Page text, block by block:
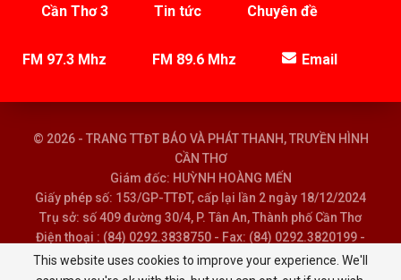
Cần Thơ 3 Tin tức Chuyên đề
FM 97.3 Mhz FM 89.6 Mhz Email
© 2026 - TRANG TTĐT BÁO VÀ PHÁT THANH, TRUYỀN HÌNH
CẦN THƠ
Giám đốc: HUỲNH HOÀNG MẾN
Giấy phép số: 153/GP-TTĐT, cấp lại lần 2 ngày 18/12/2024
Trụ sở: số 409 đường 30/4, P. Tân An, Thành phố Cần Thơ
Điện thoại : (84) 0292.3838750 - Fax: (84) 0292.3820199 -
Email : baoptth@cantho.gov.vn
This website uses cookies to improve your experience. We'll